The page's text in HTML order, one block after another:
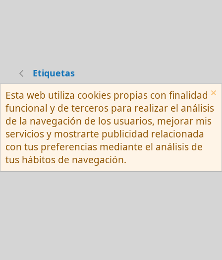
Etiquetas
Español (Neutro) Tu
Contactarnos
Términos y reglas
Privacy policy
Ayuda
R
S
S
Community platform by XenForo ® © 2010-
2026 XenForo Ltd.
Esta web utiliza cookies propias con finalidad
funcional y de terceros para realizar el análisis
de la navegación de los usuarios, mejorar mis
servicios y mostrarte publicidad relacionada
con tus preferencias mediante el análisis de
tus hábitos de navegación.